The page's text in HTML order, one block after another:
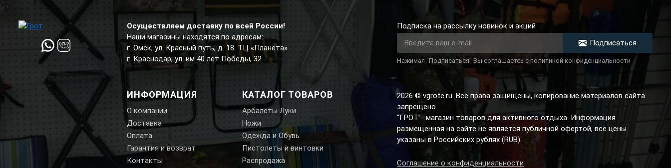
Осуществляем доставку по всей России!
Наши магазины находятся по адресам:
г. Омск, ул. Красный путь, д. 18. ТЦ «Планета»
г. Краснодар, ул. им 40 лет Победы, 32
ИНФОРМАЦИЯ
О компании
Доставка
Оплата
Гарантия и возврат
Контакты
КАТАЛОГ ТОВАРОВ
Арбалеты Луки
Ножи
Одежда и Обувь
Пистолеты и винтовки
Распродажа
Подписка на рассылку новинок и акций
Подписаться
Нажимая "Подписаться" Вы соглашаетсь с политикой конфиденциальности
2026 © vgrote.ru. Все права защищены, копирование материалов сайта
запрещено.
“ГРОТ”- магазин товаров для активного отдыха. Информация
размещенная на сайте не является публичной офертой, все цены
указаны в Российских рублях (RUB).
Соглашение о конфиденциальности